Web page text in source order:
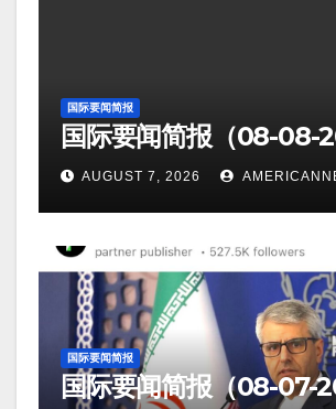
国际要闻简报
国际要闻简报（08-08-
AUGUST 7, 2026
国际要闻简报
国际要闻简报（08-07-